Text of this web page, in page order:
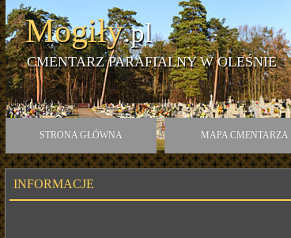
Mogiły.pl
CMENTARZ PARAFIALNY W OLEŚNIE
STRONA GŁÓWNA MAPA CMENTARZA
INFORMACJE